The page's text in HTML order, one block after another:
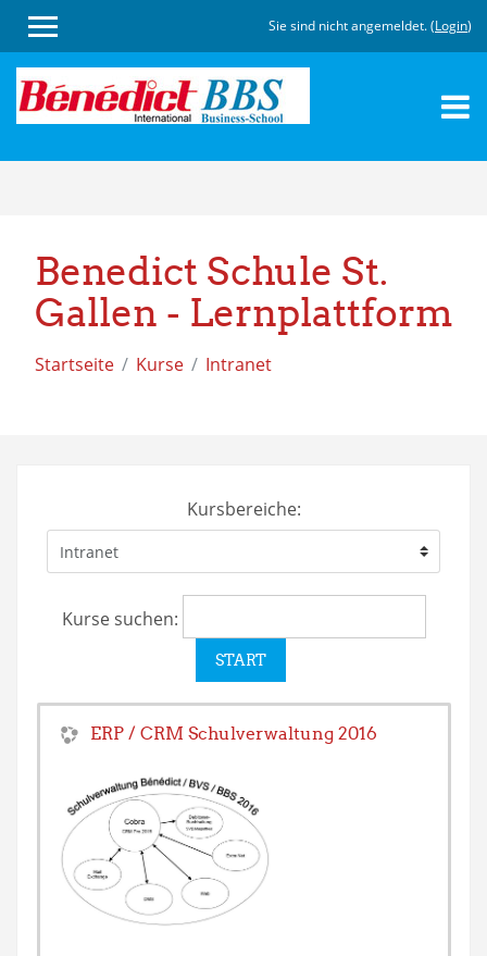
Zum
Hauptinhalt
Sie sind nicht angemeldet. (Login)
Benedict Schule St.
Gallen - Lernplattform
Startseite Kurse Intranet
Kursbereiche:
Kurse suchen:
ERP / CRM Schulverwaltung 2016